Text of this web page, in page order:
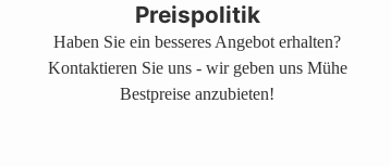
Preispolitik
Haben Sie ein besseres Angebot erhalten?
Kontaktieren Sie uns - wir geben uns Mühe
Bestpreise anzubieten!